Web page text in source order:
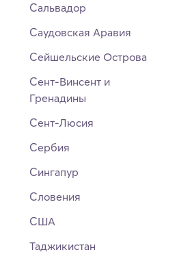
Сальвадор
Саудовская Аравия
Сейшельские Острова
Сент-Винсент и
Гренадины
Сент-Люсия
Сербия
Сингапур
Словения
США
Таджикистан